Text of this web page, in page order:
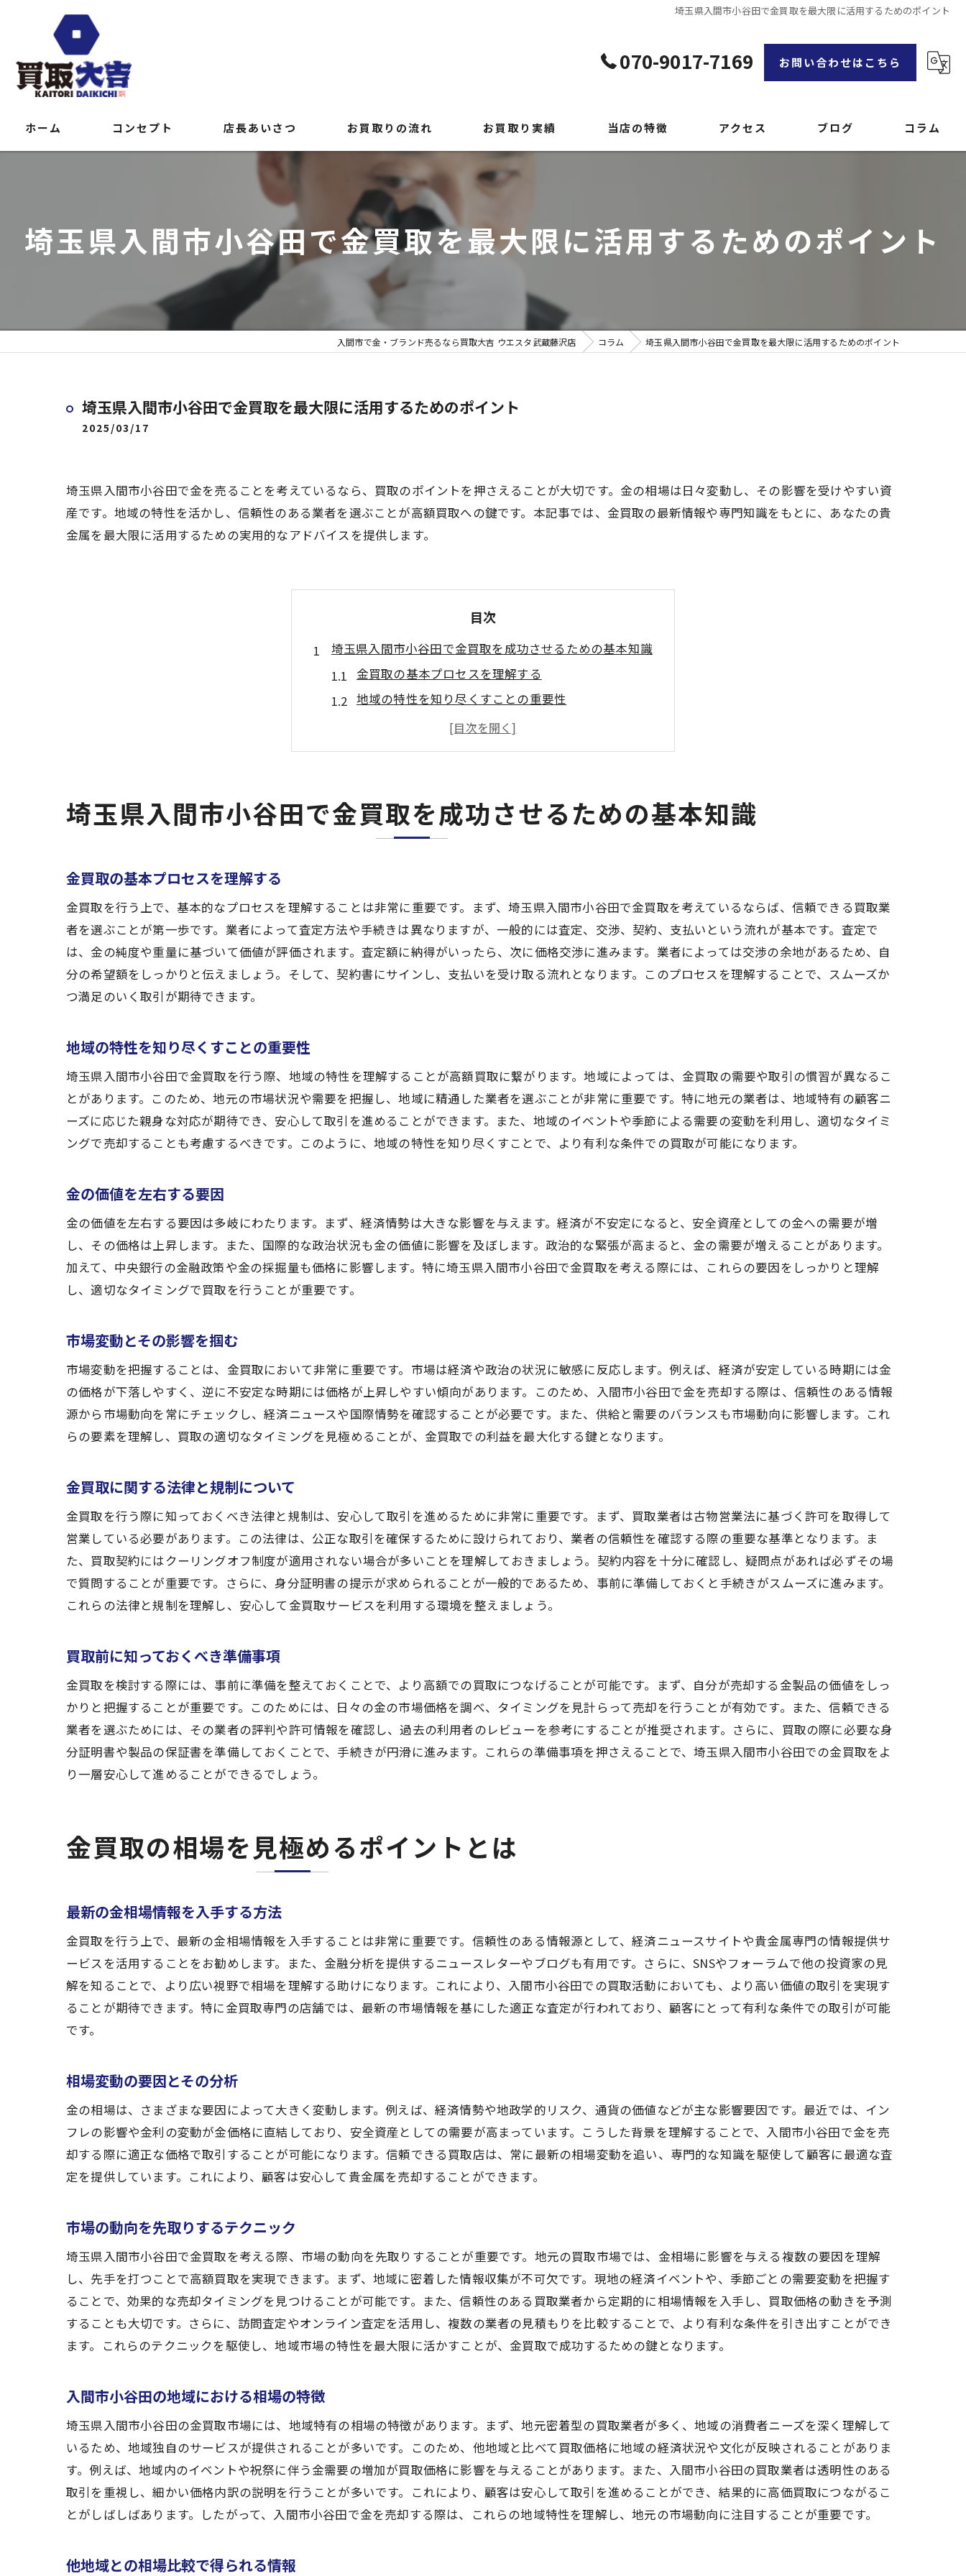
埼玉県入間市小谷田で金買取を最大限に活用するためのポイント
070-9017-7169 お問い合わせはこちら
ホーム コンセプト 店長あいさつ お買取りの流れ
よくある質問
お買取り実績 当店の特徴
ブランド品
不用品買取・遺品整理
アクセス ブログ コラム
埼玉県入間市小谷田で金買取を最大限に活用するためのポイント
入間市で金・ブランド売るなら買取大吉 ウエスタ武蔵藤沢店 コラム 埼玉県入間市小谷田で金買取を最大限に活用するためのポイント
埼玉県入間市小谷田で金買取を最大限に活用するためのポイント
2025/03/17
埼玉県入間市小谷田で金を売ることを考えているなら、買取のポイントを押さえることが大切です。金の相場は日々変動し、その影響を受けやすい資
産です。地域の特性を活かし、信頼性のある業者を選ぶことが高額買取への鍵です。本記事では、金買取の最新情報や専門知識をもとに、あなたの貴
金属を最大限に活用するための実用的なアドバイスを提供します。
目次
埼玉県入間市小谷田で金買取を成功させるための基本知識
金買取の基本プロセスを理解する
地域の特性を知り尽くすことの重要性
金の価値を左右する要因
市場変動とその影響を掴む
買取前に知っておくべき準備事項
金買取の相場を見極めるポイントとは
市場の動向を先取りするテクニック
入間市小谷田の地域における相場の特徴
他地域との相場比較で得られる情報
相場に左右されない買取交渉術
店舗訪問時に確認すべきポイント
業者の専門性を見極める方法
入間市小谷田での信頼性高い業者事例
悪徳業者を避けるためのチェックリスト
地元業者との関係構築のメリット
入間市小谷田特有の買取ニーズに応える
地域イベントを利用した買取の機会
信頼できる口コミ情報の見分け方
口コミから得られる貴重な買取情報
リアルな体験談を参考にした買取戦略
買取価格を最大化するための金の状態管理術
金の保管とメンテナンスの基本
査定に影響を与える金の状態とは
日常的にできる金の劣化防止策
入間市小谷田で高評価を得るための状態管理
金買取のタイミングを見極める重要性
市場動向から見る最適な売却タイミング
季節による相場変動のパターン
予測困難な市場での判断力を磨く
事前査定で得られる安心感
買取契約前の確認事項
高額買取を実現する交渉術
入間市小谷田で利用できる便利なサービス
埼玉県入間市小谷田で金買取を成功させるための基本知識
金買取の基本プロセスを理解する
金買取を行う上で、基本的なプロセスを理解することは非常に重要です。まず、埼玉県入間市小谷田で金買取を考えているならば、信頼できる買取業
者を選ぶことが第一歩です。業者によって査定方法や手続きは異なりますが、一般的には査定、交渉、契約、支払いという流れが基本です。査定で
は、金の純度や重量に基づいて価値が評価されます。査定額に納得がいったら、次に価格交渉に進みます。業者によっては交渉の余地があるため、自
分の希望額をしっかりと伝えましょう。そして、契約書にサインし、支払いを受け取る流れとなります。このプロセスを理解することで、スムーズか
つ満足のいく取引が期待できます。
地域の特性を知り尽くすことの重要性
埼玉県入間市小谷田で金買取を行う際、地域の特性を理解することが高額買取に繋がります。地域によっては、金買取の需要や取引の慣習が異なるこ
とがあります。このため、地元の市場状況や需要を把握し、地域に精通した業者を選ぶことが非常に重要です。特に地元の業者は、地域特有の顧客ニ
ーズに応じた親身な対応が期待でき、安心して取引を進めることができます。また、地域のイベントや季節による需要の変動を利用し、適切なタイミ
ングで売却することも考慮するべきです。このように、地域の特性を知り尽くすことで、より有利な条件での買取が可能になります。
金の価値を左右する要因
金の価値を左右する要因は多岐にわたります。まず、経済情勢は大きな影響を与えます。経済が不安定になると、安全資産としての金への需要が増
し、その価格は上昇します。また、国際的な政治状況も金の価値に影響を及ぼします。政治的な緊張が高まると、金の需要が増えることがあります。
加えて、中央銀行の金融政策や金の採掘量も価格に影響します。特に埼玉県入間市小谷田で金買取を考える際には、これらの要因をしっかりと理解
し、適切なタイミングで買取を行うことが重要です。
市場変動とその影響を掴む
市場変動を把握することは、金買取において非常に重要です。市場は経済や政治の状況に敏感に反応します。例えば、経済が安定している時期には金
の価格が下落しやすく、逆に不安定な時期には価格が上昇しやすい傾向があります。このため、入間市小谷田で金を売却する際は、信頼性のある情報
源から市場動向を常にチェックし、経済ニュースや国際情勢を確認することが必要です。また、供給と需要のバランスも市場動向に影響します。これ
らの要素を理解し、買取の適切なタイミングを見極めることが、金買取での利益を最大化する鍵となります。
金買取に関する法律と規制について
金買取を行う際に知っておくべき法律と規制は、安心して取引を進めるために非常に重要です。まず、買取業者は古物営業法に基づく許可を取得して
営業している必要があります。この法律は、公正な取引を確保するために設けられており、業者の信頼性を確認する際の重要な基準となります。ま
た、買取契約にはクーリングオフ制度が適用されない場合が多いことを理解しておきましょう。契約内容を十分に確認し、疑問点があれば必ずその場
で質問することが重要です。さらに、身分証明書の提示が求められることが一般的であるため、事前に準備しておくと手続きがスムーズに進みます。
これらの法律と規制を理解し、安心して金買取サービスを利用する環境を整えましょう。
買取前に知っておくべき準備事項
金買取を検討する際には、事前に準備を整えておくことで、より高額での買取につなげることが可能です。まず、自分が売却する金製品の価値をしっ
かりと把握することが重要です。このためには、日々の金の市場価格を調べ、タイミングを見計らって売却を行うことが有効です。また、信頼できる
業者を選ぶためには、その業者の評判や許可情報を確認し、過去の利用者のレビューを参考にすることが推奨されます。さらに、買取の際に必要な身
分証明書や製品の保証書を準備しておくことで、手続きが円滑に進みます。これらの準備事項を押さえることで、埼玉県入間市小谷田での金買取をよ
り一層安心して進めることができるでしょう。
金買取の相場を見極めるポイントとは
最新の金相場情報を入手する方法
金買取を行う上で、最新の金相場情報を入手することは非常に重要です。信頼性のある情報源として、経済ニュースサイトや貴金属専門の情報提供サ
ービスを活用することをお勧めします。また、金融分析を提供するニュースレターやブログも有用です。さらに、SNSやフォーラムで他の投資家の見
解を知ることで、より広い視野で相場を理解する助けになります。これにより、入間市小谷田での買取活動においても、より高い価値の取引を実現す
ることが期待できます。特に金買取専門の店舗では、最新の市場情報を基にした適正な査定が行われており、顧客にとって有利な条件での取引が可能
です。
相場変動の要因とその分析
金の相場は、さまざまな要因によって大きく変動します。例えば、経済情勢や地政学的リスク、通貨の価値などが主な影響要因です。最近では、イン
フレの影響や金利の変動が金価格に直結しており、安全資産としての需要が高まっています。こうした背景を理解することで、入間市小谷田で金を売
却する際に適正な価格で取引することが可能になります。信頼できる買取店は、常に最新の相場変動を追い、専門的な知識を駆使して顧客に最適な査
定を提供しています。これにより、顧客は安心して貴金属を売却することができます。
市場の動向を先取りするテクニック
埼玉県入間市小谷田で金買取を考える際、市場の動向を先取りすることが重要です。地元の買取市場では、金相場に影響を与える複数の要因を理解
し、先手を打つことで高額買取を実現できます。まず、地域に密着した情報収集が不可欠です。現地の経済イベントや、季節ごとの需要変動を把握す
ることで、効果的な売却タイミングを見つけることが可能です。また、信頼性のある買取業者から定期的に相場情報を入手し、買取価格の動きを予測
することも大切です。さらに、訪問査定やオンライン査定を活用し、複数の業者の見積もりを比較することで、より有利な条件を引き出すことができ
ます。これらのテクニックを駆使し、地域市場の特性を最大限に活かすことが、金買取で成功するための鍵となります。
入間市小谷田の地域における相場の特徴
埼玉県入間市小谷田の金買取市場には、地域特有の相場の特徴があります。まず、地元密着型の買取業者が多く、地域の消費者ニーズを深く理解して
いるため、地域独自のサービスが提供されることが多いです。このため、他地域と比べて買取価格に地域の経済状況や文化が反映されることがありま
す。例えば、地域内のイベントや祝祭に伴う金需要の増加が買取価格に影響を与えることがあります。また、入間市小谷田の買取業者は透明性のある
取引を重視し、細かい価格内訳の説明を行うことが多いです。これにより、顧客は安心して取引を進めることができ、結果的に高価買取につながるこ
とがしばしばあります。したがって、入間市小谷田で金を売却する際は、これらの地域特性を理解し、地元の市場動向に注目することが重要です。
他地域との相場比較で得られる情報